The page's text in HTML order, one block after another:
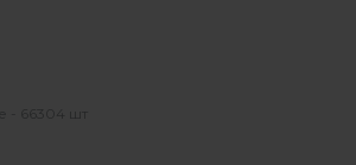
- 66304 шт